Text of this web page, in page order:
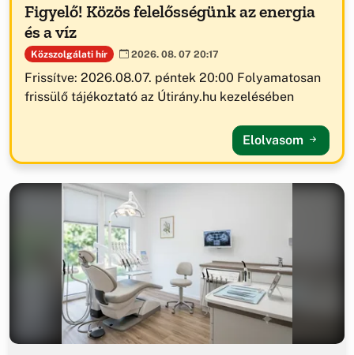
Figyelő! Közös felelősségünk az energia
és a víz
Közszolgálati hír 2026. 08. 07 20:17
Frissítve: 2026.08.07. péntek 20:00 Folyamatosan
frissülő tájékoztató az Útirány.hu kezelésében
Elolvasom